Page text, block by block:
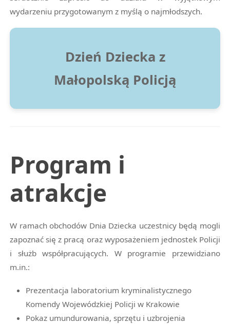
wydarzeniu przygotowanym z myślą o najmłodszych.
Dzień Dziecka z
Małopolską Policją
Program i
atrakcje
W ramach obchodów Dnia Dziecka uczestnicy będą mogli
zapoznać się z pracą oraz wyposażeniem jednostek Policji
i służb współpracujących. W programie przewidziano
m.in.:
Prezentacja laboratorium kryminalistycznego
Komendy Wojewódzkiej Policji w Krakowie
Pokaz umundurowania, sprzętu i uzbrojenia